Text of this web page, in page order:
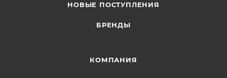
НОВЫЕ ПОСТУПЛЕНИЯ
БРЕНДЫ
КОМПАНИЯ